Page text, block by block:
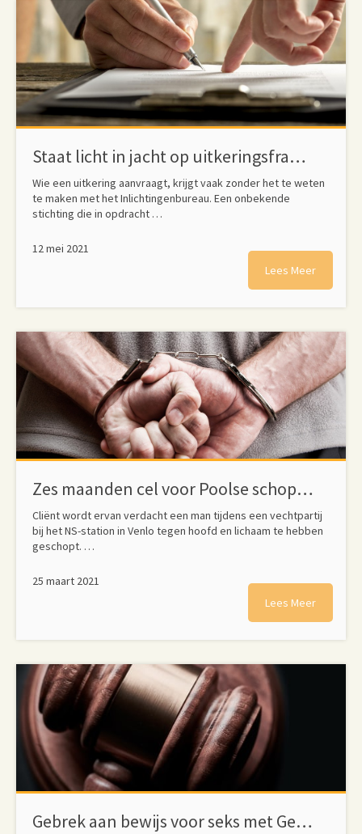
Staat licht in jacht op uitkeringsfraude burgers volledig door, tot verbazing van privacy-experts
Wie een uitkering aanvraagt, krijgt vaak zonder het te weten
te maken met het Inlichtingenbureau. Een onbekende
stichting die in opdracht …
12 mei 2021
Lees Meer
Zes maanden cel voor Poolse schopper op station in Venlo
Cliënt wordt ervan verdacht een man tijdens een vechtpartij
bij het NS-station in Venlo tegen hoofd en lichaam te hebben
geschopt. …
25 maart 2021
Lees Meer
Gebrek aan bewijs voor seks met Gemertse leerlinge (15): vrijspraak voor leraar